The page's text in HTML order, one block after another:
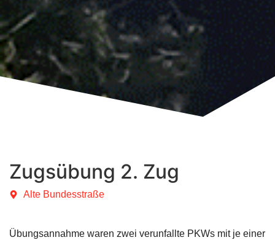
Zugsübung 2. Zug
Alte Bundesstraße
Übungsannahme waren zwei verunfallte PKWs mit je einer